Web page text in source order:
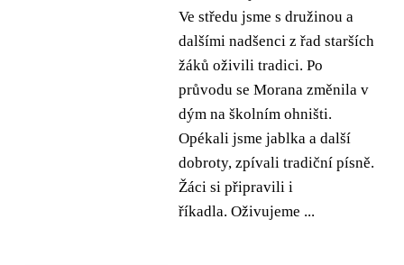
Ve středu jsme s družinou a
dalšími nadšenci z řad starších
žáků oživili tradici. Po
průvodu se Morana změnila v
dým na školním ohništi.
Opékali jsme jablka a další
dobroty, zpívali tradiční písně.
Žáci si připravili i
říkadla. Oživujeme ...